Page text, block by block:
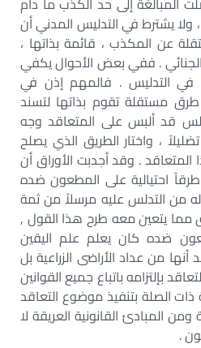
يشترط في التدليس المدني أن
عن المكذب ، قائمة بذاتها ،
. ففي بعض الأحوال يكفي
في التدليس . فالمهم إذن في
طرق مستقلة تقوم بذاتها لتسند
قد ألبس على المتعاقد وجه
، واختار الطريق الذي يصلح
المتعاقد . وقد أجدبت الأوراق أن
احتيالية على المطعون ضده
من التدلس عليه مرسلاً من ثمة
مما يتعين معه طرح هذا القول ,
ضده كان يعلم علم اليقين
من عداد الأراضى الزراعية بل
بإلتزامه باتباع جميع القوانين
ذات الصلة بتنفيذ موضوع التعاقد
المبادئ القانونية العريقة لا
.